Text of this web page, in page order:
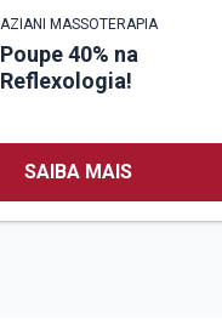
AZIANI MASSOTERAPIA
Poupe 40% na
Reflexologia!
SAIBA MAIS